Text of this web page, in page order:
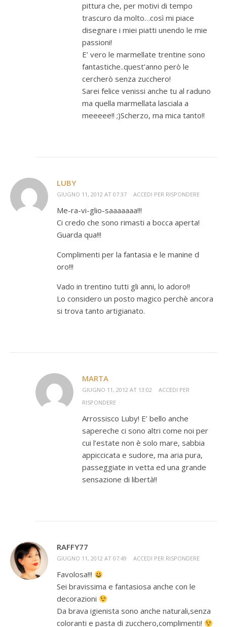
pittura che, per motivi di tempo
trascuro da molto…così mi piace
disegnare i miei piatti unendo le mie
passioni!
E’ vero le marmellate trentine sono
fantastiche..quest’anno però le
cercherò senza zucchero!
Sarei felice venissi anche tu al raduno
ma quella marmellata lasciala a
meeeee!! ;)Scherzo, ma mica tanto!!
LUBY
GIUGNO 11, 2012 AT 07:37 ACCEDI PER RISPONDERE
Me-ra-vi-glio-saaaaaaa!!!
Ci credo che sono rimasti a bocca aperta!
Guarda qua!!!
Complimenti per la fantasia e le manine d
oro!!!
Vado in trentino tutti gli anni, lo adoro!!
Lo considero un posto magico perchè ancora
si trova tanto artigianato.
MARTA
GIUGNO 11, 2012 AT 13:02
ACCEDI PER
RISPONDERE
Arrossisco Luby! E’ bello anche
sapereche ci sono altri come noi per
cui l’estate non è solo mare, sabbia
appiccicata e sudore, ma aria pura,
passeggiate in vetta ed una grande
sensazione di libertà!!
RAFFY77
GIUGNO 11, 2012 AT 07:49 ACCEDI PER RISPONDERE
Favolosa!!!
Sei bravissima e fantasiosa anche con le
decorazioni
Da brava igienista sono anche naturali,senza
coloranti e pasta di zucchero,complimenti!